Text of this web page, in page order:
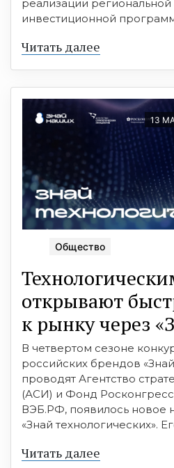
реализации
инвестиционной
Читать далее
13
Общество
открывают
к рынку через
В четвертом сезоне
российских брендов
проводят Агентство
(АСИ) и Фонд
ВЭБ.РФ, появилось новое
«Знай технологических».
Читать далее